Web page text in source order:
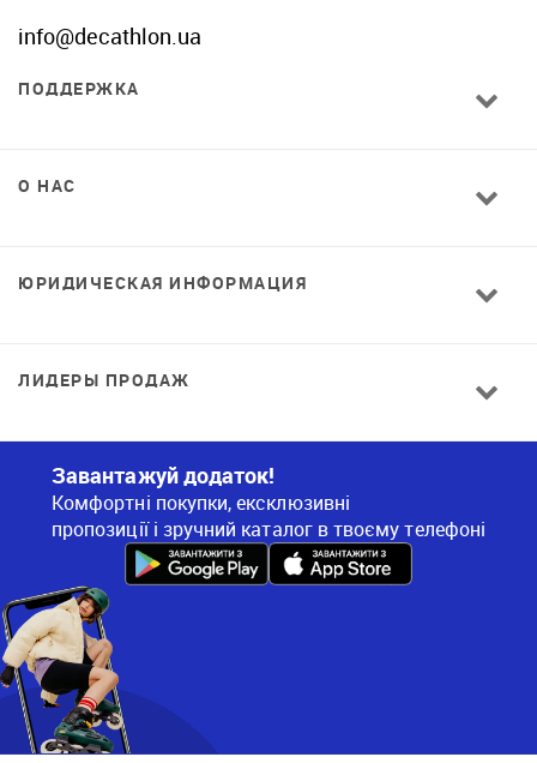
info@decathlon.ua
ПОДДЕРЖКА
О НАС
ЮРИДИЧЕСКАЯ ИНФОРМАЦИЯ
ЛИДЕРЫ ПРОДАЖ
Завантажуй додаток!
Комфортні покупки, ексклюзивні
пропозиції і зручний каталог в твоєму телефоні